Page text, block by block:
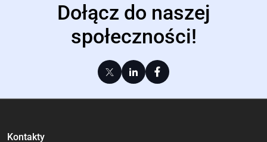
Dołącz do naszej
społeczności!
Kontakty